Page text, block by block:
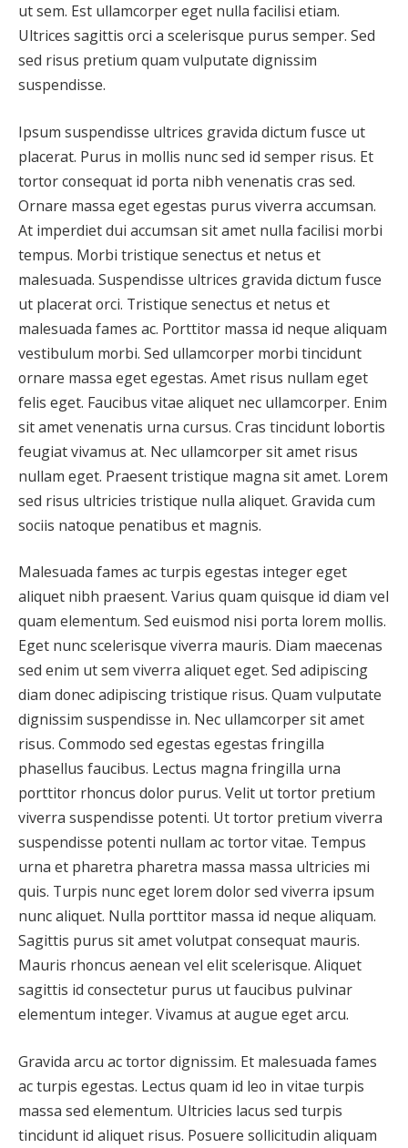
ut sem. Est ullamcorper eget nulla facilisi etiam.
Ultrices sagittis orci a scelerisque purus semper. Sed
sed risus pretium quam vulputate dignissim
suspendisse.
Ipsum suspendisse ultrices gravida dictum fusce ut
placerat. Purus in mollis nunc sed id semper risus. Et
tortor consequat id porta nibh venenatis cras sed.
Ornare massa eget egestas purus viverra accumsan.
At imperdiet dui accumsan sit amet nulla facilisi morbi
tempus. Morbi tristique senectus et netus et
malesuada. Suspendisse ultrices gravida dictum fusce
ut placerat orci. Tristique senectus et netus et
malesuada fames ac. Porttitor massa id neque aliquam
vestibulum morbi. Sed ullamcorper morbi tincidunt
ornare massa eget egestas. Amet risus nullam eget
felis eget. Faucibus vitae aliquet nec ullamcorper. Enim
sit amet venenatis urna cursus. Cras tincidunt lobortis
feugiat vivamus at. Nec ullamcorper sit amet risus
nullam eget. Praesent tristique magna sit amet. Lorem
sed risus ultricies tristique nulla aliquet. Gravida cum
sociis natoque penatibus et magnis.
Malesuada fames ac turpis egestas integer eget
aliquet nibh praesent. Varius quam quisque id diam vel
quam elementum. Sed euismod nisi porta lorem mollis.
Eget nunc scelerisque viverra mauris. Diam maecenas
sed enim ut sem viverra aliquet eget. Sed adipiscing
diam donec adipiscing tristique risus. Quam vulputate
dignissim suspendisse in. Nec ullamcorper sit amet
risus. Commodo sed egestas egestas fringilla
phasellus faucibus. Lectus magna fringilla urna
porttitor rhoncus dolor purus. Velit ut tortor pretium
viverra suspendisse potenti. Ut tortor pretium viverra
suspendisse potenti nullam ac tortor vitae. Tempus
urna et pharetra pharetra massa massa ultricies mi
quis. Turpis nunc eget lorem dolor sed viverra ipsum
nunc aliquet. Nulla porttitor massa id neque aliquam.
Sagittis purus sit amet volutpat consequat mauris.
Mauris rhoncus aenean vel elit scelerisque. Aliquet
sagittis id consectetur purus ut faucibus pulvinar
elementum integer. Vivamus at augue eget arcu.
Gravida arcu ac tortor dignissim. Et malesuada fames
ac turpis egestas. Lectus quam id leo in vitae turpis
massa sed elementum. Ultricies lacus sed turpis
tincidunt id aliquet risus. Posuere sollicitudin aliquam